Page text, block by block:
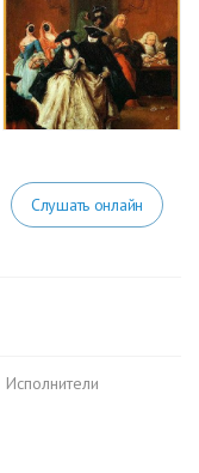
Слушать онлайн
Исполнители